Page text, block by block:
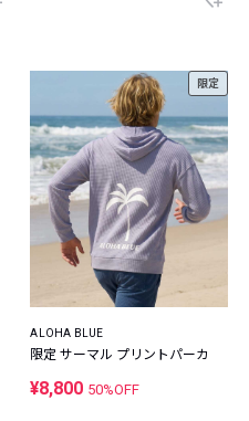
限定
ALOHA BLUE
限定 サーマル プリントパーカ
¥8,800 50%OFF